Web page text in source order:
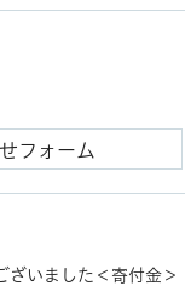
ざいました＜寄付金